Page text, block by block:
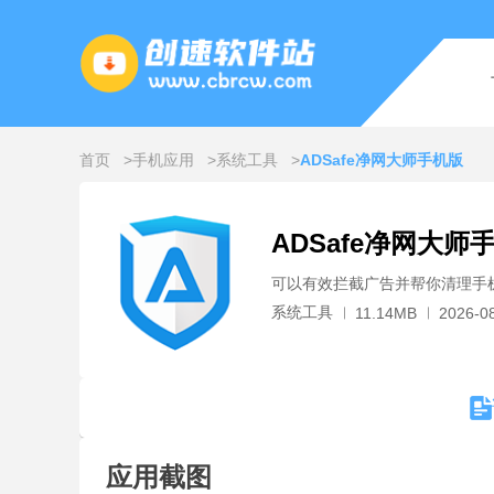
首页 手机应用 系统工具 ADSafe净网大师手机版
ADSafe净网大师
可以有效拦截广告并帮你清理手
系统工具
11.14MB 2026-
应用截图